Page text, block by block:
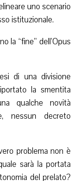
uno scenario
istituzionale.
la “fine” dell’Opus
di una divisione
la smentita
qualche novità
nessun decreto
problema non è
sarà la portata
del prelato?